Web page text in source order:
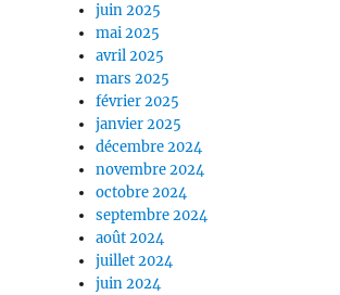
juin 2025
mai 2025
avril 2025
mars 2025
février 2025
janvier 2025
décembre 2024
novembre 2024
octobre 2024
septembre 2024
août 2024
juillet 2024
juin 2024